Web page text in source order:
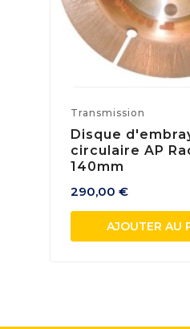
Transmission
Disque
circulaire AP
140mm
290,00 €
AJOUTER AU